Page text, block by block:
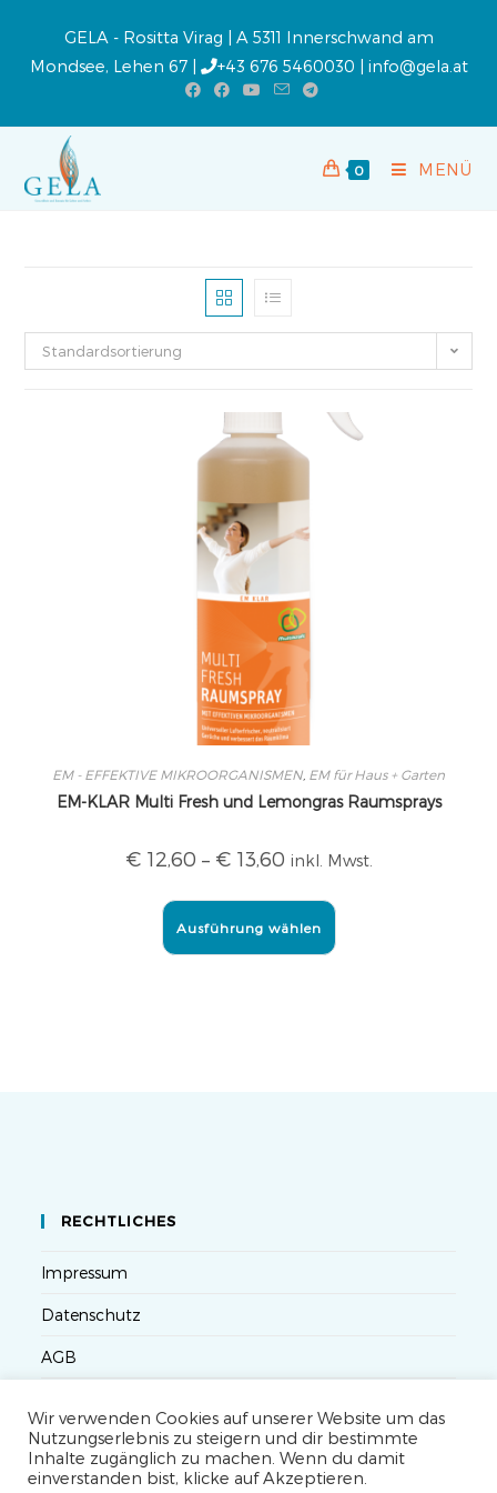
GELA - Rositta Virag | A 5311 Innerschwand am
Mondsee, Lehen 67 |
+43 676 5460030 | info@gela.at
0 MENÜ
Standardsortierung
EM - EFFEKTIVE MIKROORGANISMEN EM für Haus + Garten
EM-KLAR Multi Fresh und Lemongras Raumsprays
€ 12,60 – € 13,60 inkl. Mwst.
Ausführung wählen
RECHTLICHES
Impressum
Datenschutz
AGB
Widerruf
Seminarteilnahme- und Storno-Bedingungen
Wir verwenden Cookies auf unserer Website um das
Nutzungserlebnis zu steigern und dir bestimmte
Inhalte zugänglich zu machen. Wenn du damit
einverstanden bist, klicke auf Akzeptieren.